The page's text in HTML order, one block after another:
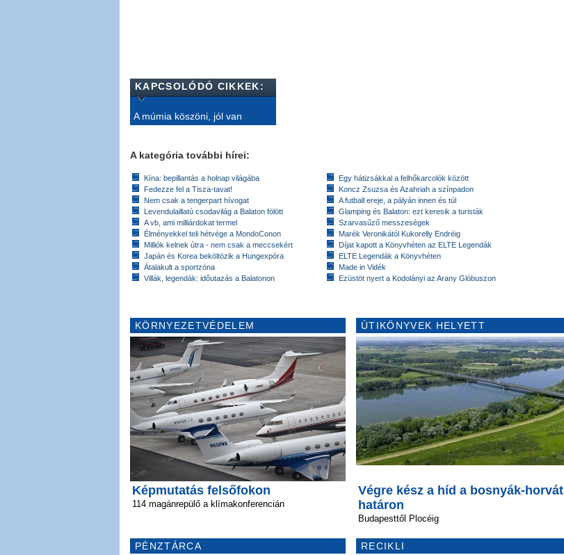
KAPCSOLÓDÓ CIKKEK:
A múmia köszöni, jól van
A kategória további hírei:
Kína: bepillantás a holnap világába
Fedezze fel a Tisza-tavat!
Nem csak a tengerpart hívogat
Levendulaillatú csodavilág a Balaton fölött
A vb, ami milliárdokat termel
Élményekkel teli hétvége a MondoConon
Milliók kelnek útra - nem csak a meccsekért
Japán és Korea beköltözik a Hungexpóra
Átalakult a sportzóna
Villák, legendák: időutazás a Balatonon
Egy hátizsákkal a felhőkarcolók között
Koncz Zsuzsa és Azahriah a színpadon
A futball ereje, a pályán innen és túl
Glamping és Balaton: ezt keresik a turisták
Szarvasűző messzeségek
Marék Veronikától Kukorelly Endréig
Díjat kapott a Könyvhéten az ELTE Legendák
ELTE Legendák a Könyvhéten
Made in Vidék
Ezüstöt nyert a Kodolányi az Arany Glóbuszon
KÖRNYEZETVÉDELEM
Képmutatás felsőfokon
114 magánrepülő a klímakonferencián
PÉNZTÁRCA
ÚTIKÖNYVEK HELYETT
Végre kész a híd a bosnyák-horvát
határon
Budapesttől Plocéig
RECIKLI